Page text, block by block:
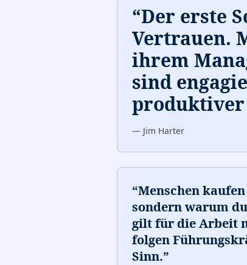
“Der erste
Vertrauen.
ihrem
sind
produktiver
— Jim Harter
“Menschen
sondern warum
gilt für die Arbeit
folgen
Sinn.”